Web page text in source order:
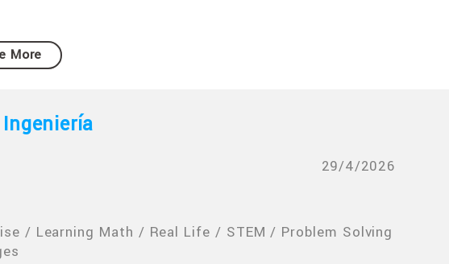
More
29/4/2026
/ Learning Math / Real Life / STEM / Problem Solving